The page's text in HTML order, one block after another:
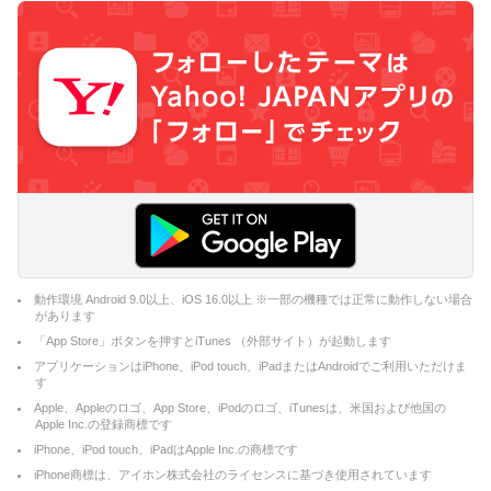
動作環境 Android 9.0以上、iOS 16.0以上 ※一部の機種では正常に動作しない場合
があります
「App Store」ボタンを押すとiTunes （外部サイト）が起動します
アプリケーションはiPhone、iPod touch、iPadまたはAndroidでご利用いただけま
す
Apple、Appleのロゴ、App Store、iPodのロゴ、iTunesは、米国および他国の
Apple Inc.の登録商標です
iPhone、iPod touch、iPadはApple Inc.の商標です
iPhone商標は、アイホン株式会社のライセンスに基づき使用されています